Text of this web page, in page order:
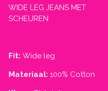
WIDE LEG JEANS MET
SCHEUREN
Fit: Wide leg
Materiaal: 100% Cotton